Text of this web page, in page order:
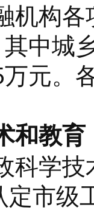
机构
中城
元。
和教育
科学
定市级